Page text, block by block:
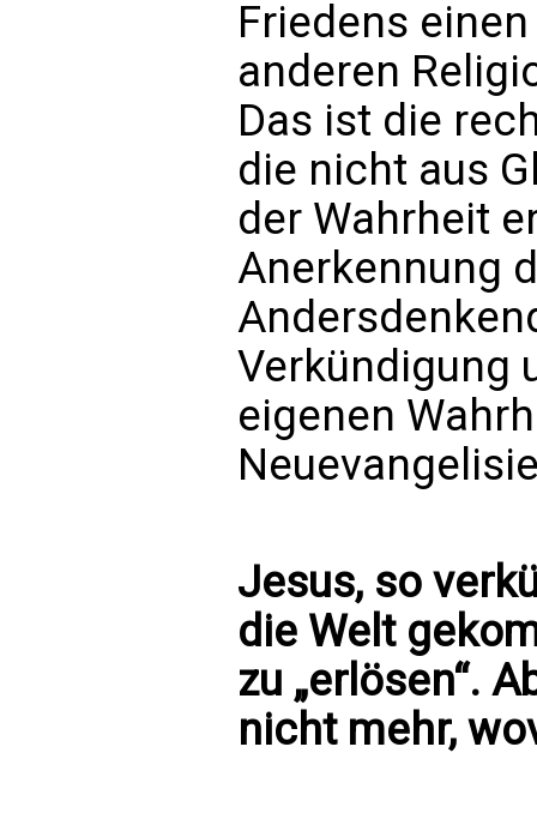
Friedens
anderen
Das ist die
die nicht aus
der Wahrheit
Anerkennung
Verkündigung
eigenen
Jesus, so
die Welt
zu „erlösen“.
nicht mehr,